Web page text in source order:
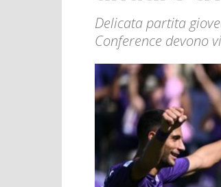
Delicata partita
Conference devono